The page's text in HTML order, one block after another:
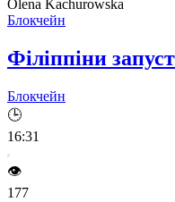
Olena Kachurowska
Блокчейн
Філіппіни
Блокчейн
🕒
16:31
👁️
177